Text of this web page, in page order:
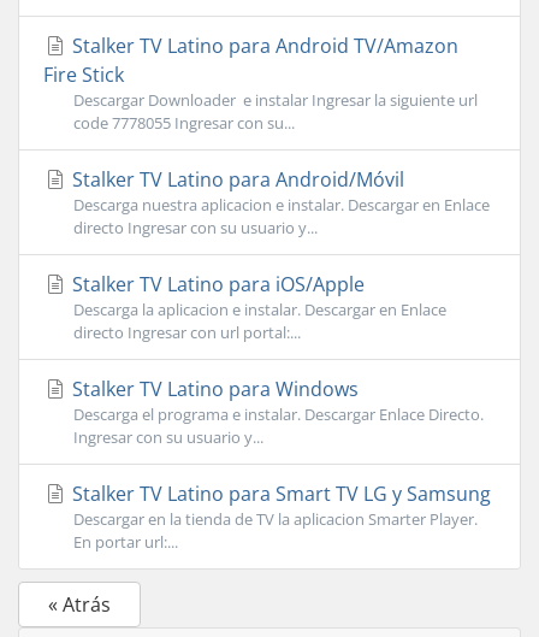
Stalker TV Latino para Android TV/Amazon
Fire Stick
Descargar Downloader e instalar Ingresar la siguiente url
code 7778055 Ingresar con su...
Stalker TV Latino para Android/Móvil
Descarga nuestra aplicacion e instalar. Descargar en Enlace
directo Ingresar con su usuario y...
Stalker TV Latino para iOS/Apple
Descarga la aplicacion e instalar. Descargar en Enlace
directo Ingresar con url portal:...
Stalker TV Latino para Windows
Descarga el programa e instalar. Descargar Enlace Directo.
Ingresar con su usuario y...
Stalker TV Latino para Smart TV LG y Samsung
Descargar en la tienda de TV la aplicacion Smarter Player.
En portar url:...
« Atrás